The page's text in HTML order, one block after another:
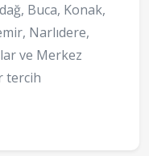
Buca, Konak,
Narlıdere,
ve Merkez
tercih